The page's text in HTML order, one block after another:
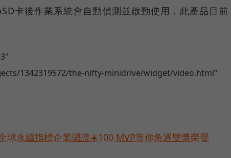
卡後作業系統會自動偵測並啟動使用，此產品目前
1342319572/the-nifty-minidrive/widget/video.html"
球永續指標企業認證☀️100 MVP等你角逐雙獎榮譽